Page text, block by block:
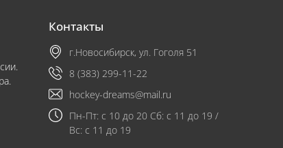
Контакты
г.Новосибирск, ул. Гоголя 51
8 (383) 299-11-22
hockey-dreams@mail.ru
Пн-Пт: с 10 до 20 Сб: с 11 до 19 /
Вс: с 11 до 19